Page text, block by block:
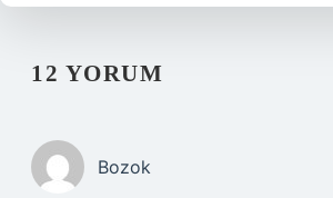
12 YORUM
Bozok